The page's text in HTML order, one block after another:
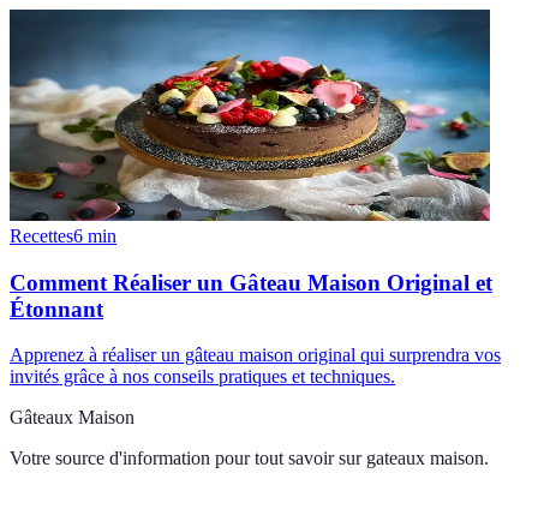
Recettes6 min
Comment Réaliser un Gâteau Maison Original et
Étonnant
Apprenez à réaliser un gâteau maison original qui surprendra vos
invités grâce à nos conseils pratiques et techniques.
Gâteaux Maison
Votre source d'information pour tout savoir sur gateaux maison.